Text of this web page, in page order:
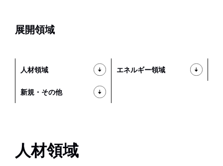
展開領域
人材領域 エネルギー領域
新規・その他
人材領域